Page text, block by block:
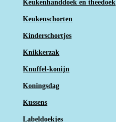
Keukenhanddoek en theedoek
Keukenschorten
Kinderschortjes
Knikkerzak
Knuffel-konijn
Koningsdag
Kussens
Labeldoekjes